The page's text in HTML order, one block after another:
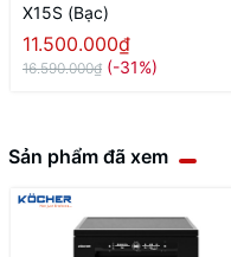
X15S (Bạc)
11.500.000₫
16.590.000₫ (-31%)
Sản phẩm đã xem